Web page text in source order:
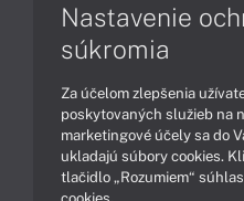
Nastavenie
súkromia
Za účelom zlepšenia
poskytovaných služieb na
marketingové účely sa do
ukladajú súbory cookies.
tlačidlo „Rozumiem“